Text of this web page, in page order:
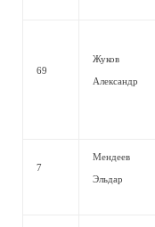
69
Жуков
Александр
7
Мендеев
Эльдар